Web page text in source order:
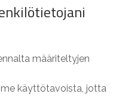
määriteltyjen
käyttötavoista, jotta